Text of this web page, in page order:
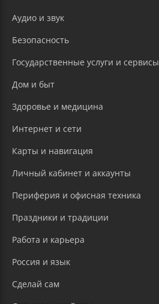
Аудио и звук
Безопасность
Государственные услуги и сервисы
Дом и быт
Здоровье и медицина
Интернет и сети
Карты и навигация
Личный кабинет и аккаунты
Периферия и офисная техника
Праздники и традиции
Работа и карьера
Россия и язык
Сделай сам